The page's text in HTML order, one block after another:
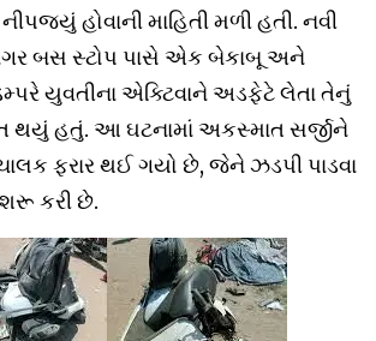
હોવાની માહિતી મળી હતી. નવી
બસ સ્ટોપ પાસે એક બેકાબૂ અને
યુવતીના એક્ટિવાને અડફેટે લેતા તેનું
થયું હતું. આ ઘટનામાં અકસ્માત સર્જીને
ફરાર થઈ ગયો છે, જેને ઝડપી પાડવા
શરૂ કરી છે.